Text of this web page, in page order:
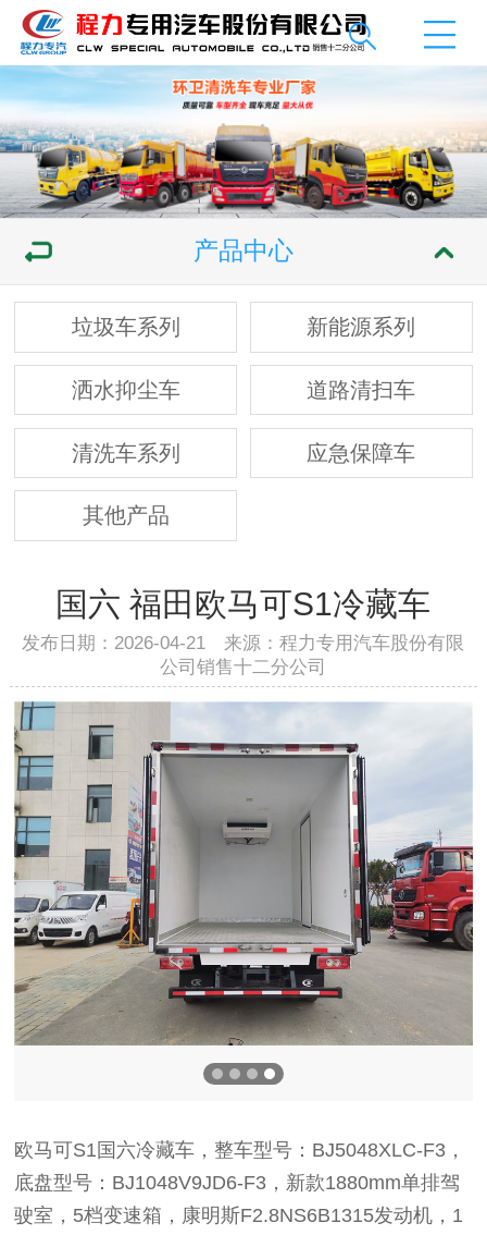
产品中心
垃圾车系列 新能源系列
洒水抑尘车 道路清扫车
清洗车系列 应急保障车
其他产品
国六 福田欧马可S1冷藏车
发布日期：2026-04-21 来源：程力专用汽车股份有限
公司销售十二分公司
欧马可S1国六冷藏车，整车型号：BJ5048XLC-F3，
底盘型号：BJ1048V9JD6-F3，新款1880mm单排驾
驶室，5档变速箱，康明斯F2.8NS6B1315发动机，1